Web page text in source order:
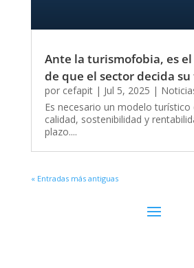
Ante la turismofobia, es
de que el sector decida
por cefapit| Jul 5, 2025 |
Es necesario un modelo turístico
calidad, sostenibilidad y
plazo....
« Entradas más antiguas